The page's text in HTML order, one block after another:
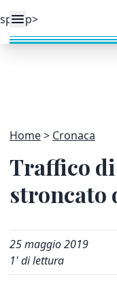
Home Cronaca
Traffico
stroncato
25 maggio 2019
1' di lettura